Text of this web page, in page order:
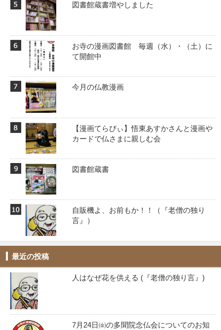
図書館蔵書増やしました
お寺の漫画図書館 毎週（水）・（土）に
て開館中
今月の仏教漫画
【漫画てらぴぃ】悟東あすかさんと漫画や
カードで仏さまに親しむ会
図書館蔵書
自販機よ、お前もか！！️（『老僧の独り
言』）
最近の投稿
人はなぜ花を供える (『老僧の独り言』)
7月24日㈮の多聞院念仏会についてのお知